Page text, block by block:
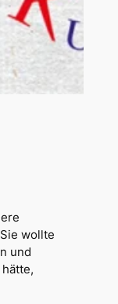
wollte
und